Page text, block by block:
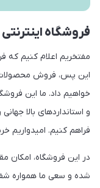
فروشگاه
مفتخریم اعلام کنیم که
این پس، فروش محصولات
خواهیم داد. ما این
و استانداردهای بالا
فراهم کنیم. امیدواریم
در این فروشگاه، امکان
شده و سعی ما همواره